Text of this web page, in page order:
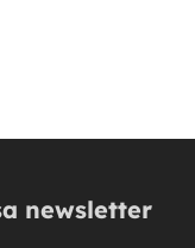
newsletter